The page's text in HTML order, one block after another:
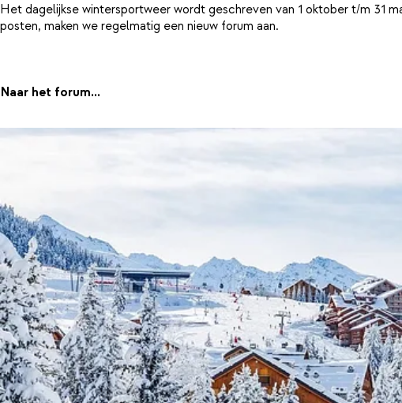
Het dagelijkse wintersportweer wordt geschreven van 1 oktober t/m 31
posten, maken we regelmatig een nieuw forum aan.
Naar het forum...